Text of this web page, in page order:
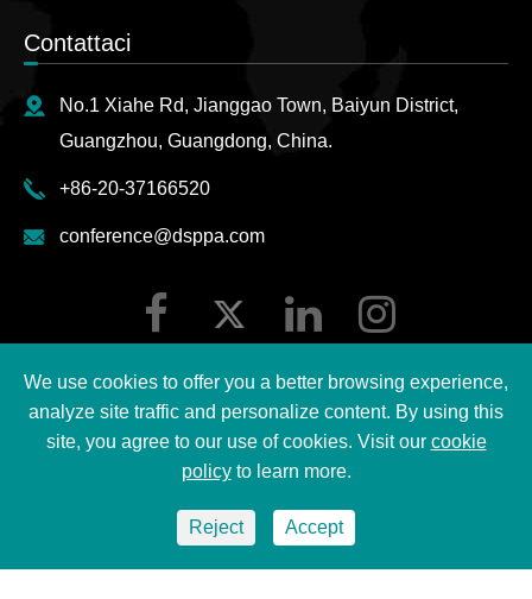
Contattaci
No.1 Xiahe Rd, Jianggao Town, Baiyun District,
Guangzhou, Guangdong, China.
+86-20-37166520
conference@dsppa.com
2026 Guangzhou DSPPA Audio Co., Ltd.
| DSPPA Privacy regulation
We use cookies to offer you a better browsing experience,
analyze site traffic and personalize content. By using this
site, you agree to our use of cookies. Visit our cookie
policyto learn more.
Reject Accept